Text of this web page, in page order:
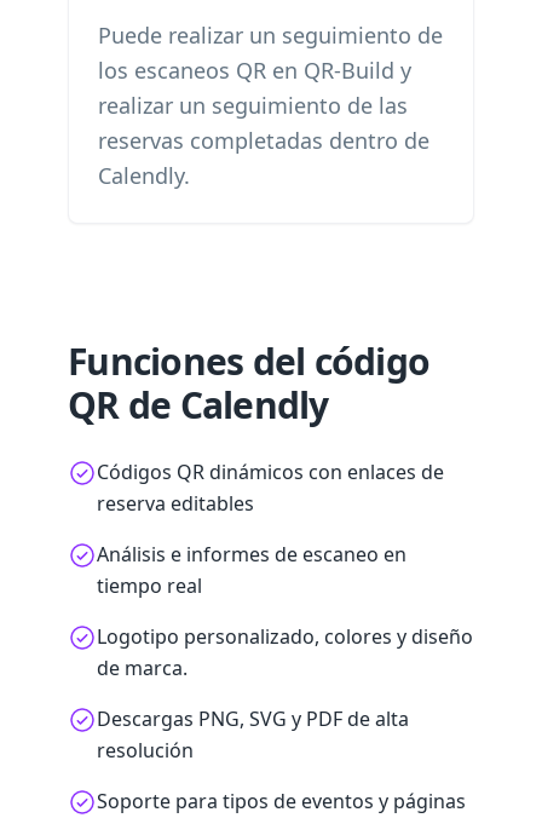
Puede realizar un seguimiento de
los escaneos QR en QR-Build y
realizar un seguimiento de las
reservas completadas dentro de
Calendly.
Funciones del código
QR de Calendly
Códigos QR dinámicos con enlaces de
reserva editables
Análisis e informes de escaneo en
tiempo real
Logotipo personalizado, colores y diseño
de marca.
Descargas PNG, SVG y PDF de alta
resolución
Soporte para tipos de eventos y páginas